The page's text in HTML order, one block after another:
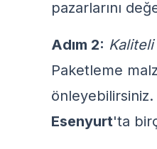
pazarlarını
Adım 2:
Paketleme
Esenyurt'ta